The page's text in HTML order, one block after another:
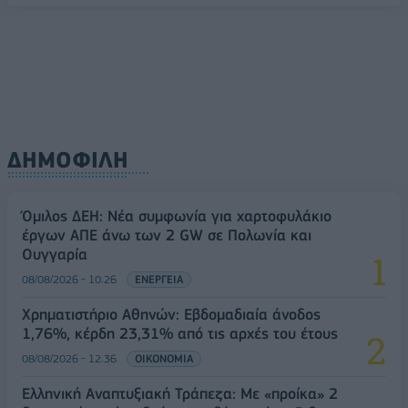
ΔΗΜΟΦΙΛΗ
Όμιλος ΔΕΗ: Νέα συμφωνία για χαρτοφυλάκιο
έργων ΑΠΕ άνω των 2 GW σε Πολωνία και
Ουγγαρία
08/08/2026 - 10:26 ΕΝΕΡΓΕΙΑ
Χρηματιστήριο Αθηνών: Εβδομαδιαία άνοδος
1,76%, κέρδη 23,31% από τις αρχές του έτους
08/08/2026 - 12:36 ΟΙΚΟΝΟΜΙΑ
Ελληνική Αναπτυξιακή Τράπεζα: Με «προίκα» 2